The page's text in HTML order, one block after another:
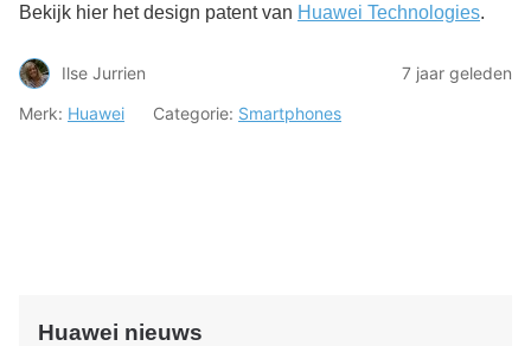
Bekijk hier het design patent van Huawei Technologies.
Ilse Jurrien
7 jaar geleden
Merk: Huawei Categorie: Smartphones
Huawei nieuws